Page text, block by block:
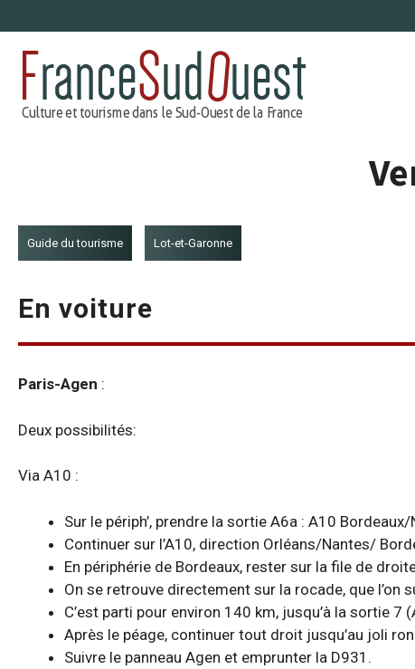
au
contenu
Guide du tourisme Lot-et-Garonne
En voiture
Paris-Agen :
Deux possibilités:
Via A10 :
Sur le périph’, prendre la sortie A6a : A10
Continuer sur l’A10, direction Orléans/Nantes/
En périphérie de Bordeaux, rester sur la file de
On se retrouve directement sur la rocade, que l’on
C’est parti pour environ 140 km, jusqu’à la sortie 7
Après le péage, continuer tout droit jusqu’au joli
Suivre le panneau Agen et emprunter la D931.